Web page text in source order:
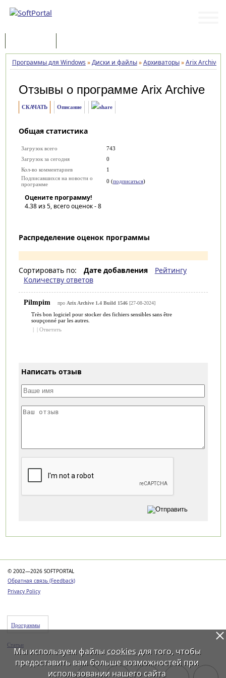
Программы для Windows »Диски и файлы»Архиваторы»Arix Archive
Отзывы о программе Arix Archive
СКАЧАТЬ Описание
Общая статистика
Загрузок всего
743
Загрузок за сегодня
0
Кол-во комментариев
1
Подписавшихся на новости о
программе
0 (подписаться)
Оцените программу!
4.38из 5, всего оценок -8
Распределение оценок программы
Сортировать по: Дате добавления
Рейтингу
Количеству ответов
Pilmpim про Arix Archive 1.4 Build 1546[27-08-2024]
Très bon logiciel pour stocker des fichiers sensibles sans être
soupçonné par les autres.
| | Ответить
Написать отзыв
© 2002—2026 SOFTPORTAL
Обратная связь (Feedback)
Privacy Policy
Программы
Статьи
Мы используем файлы cookiesдля того, чтобы
предоставить вам больше возможностей при
использовании нашего сайта